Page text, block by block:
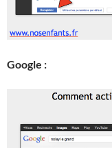
Google :